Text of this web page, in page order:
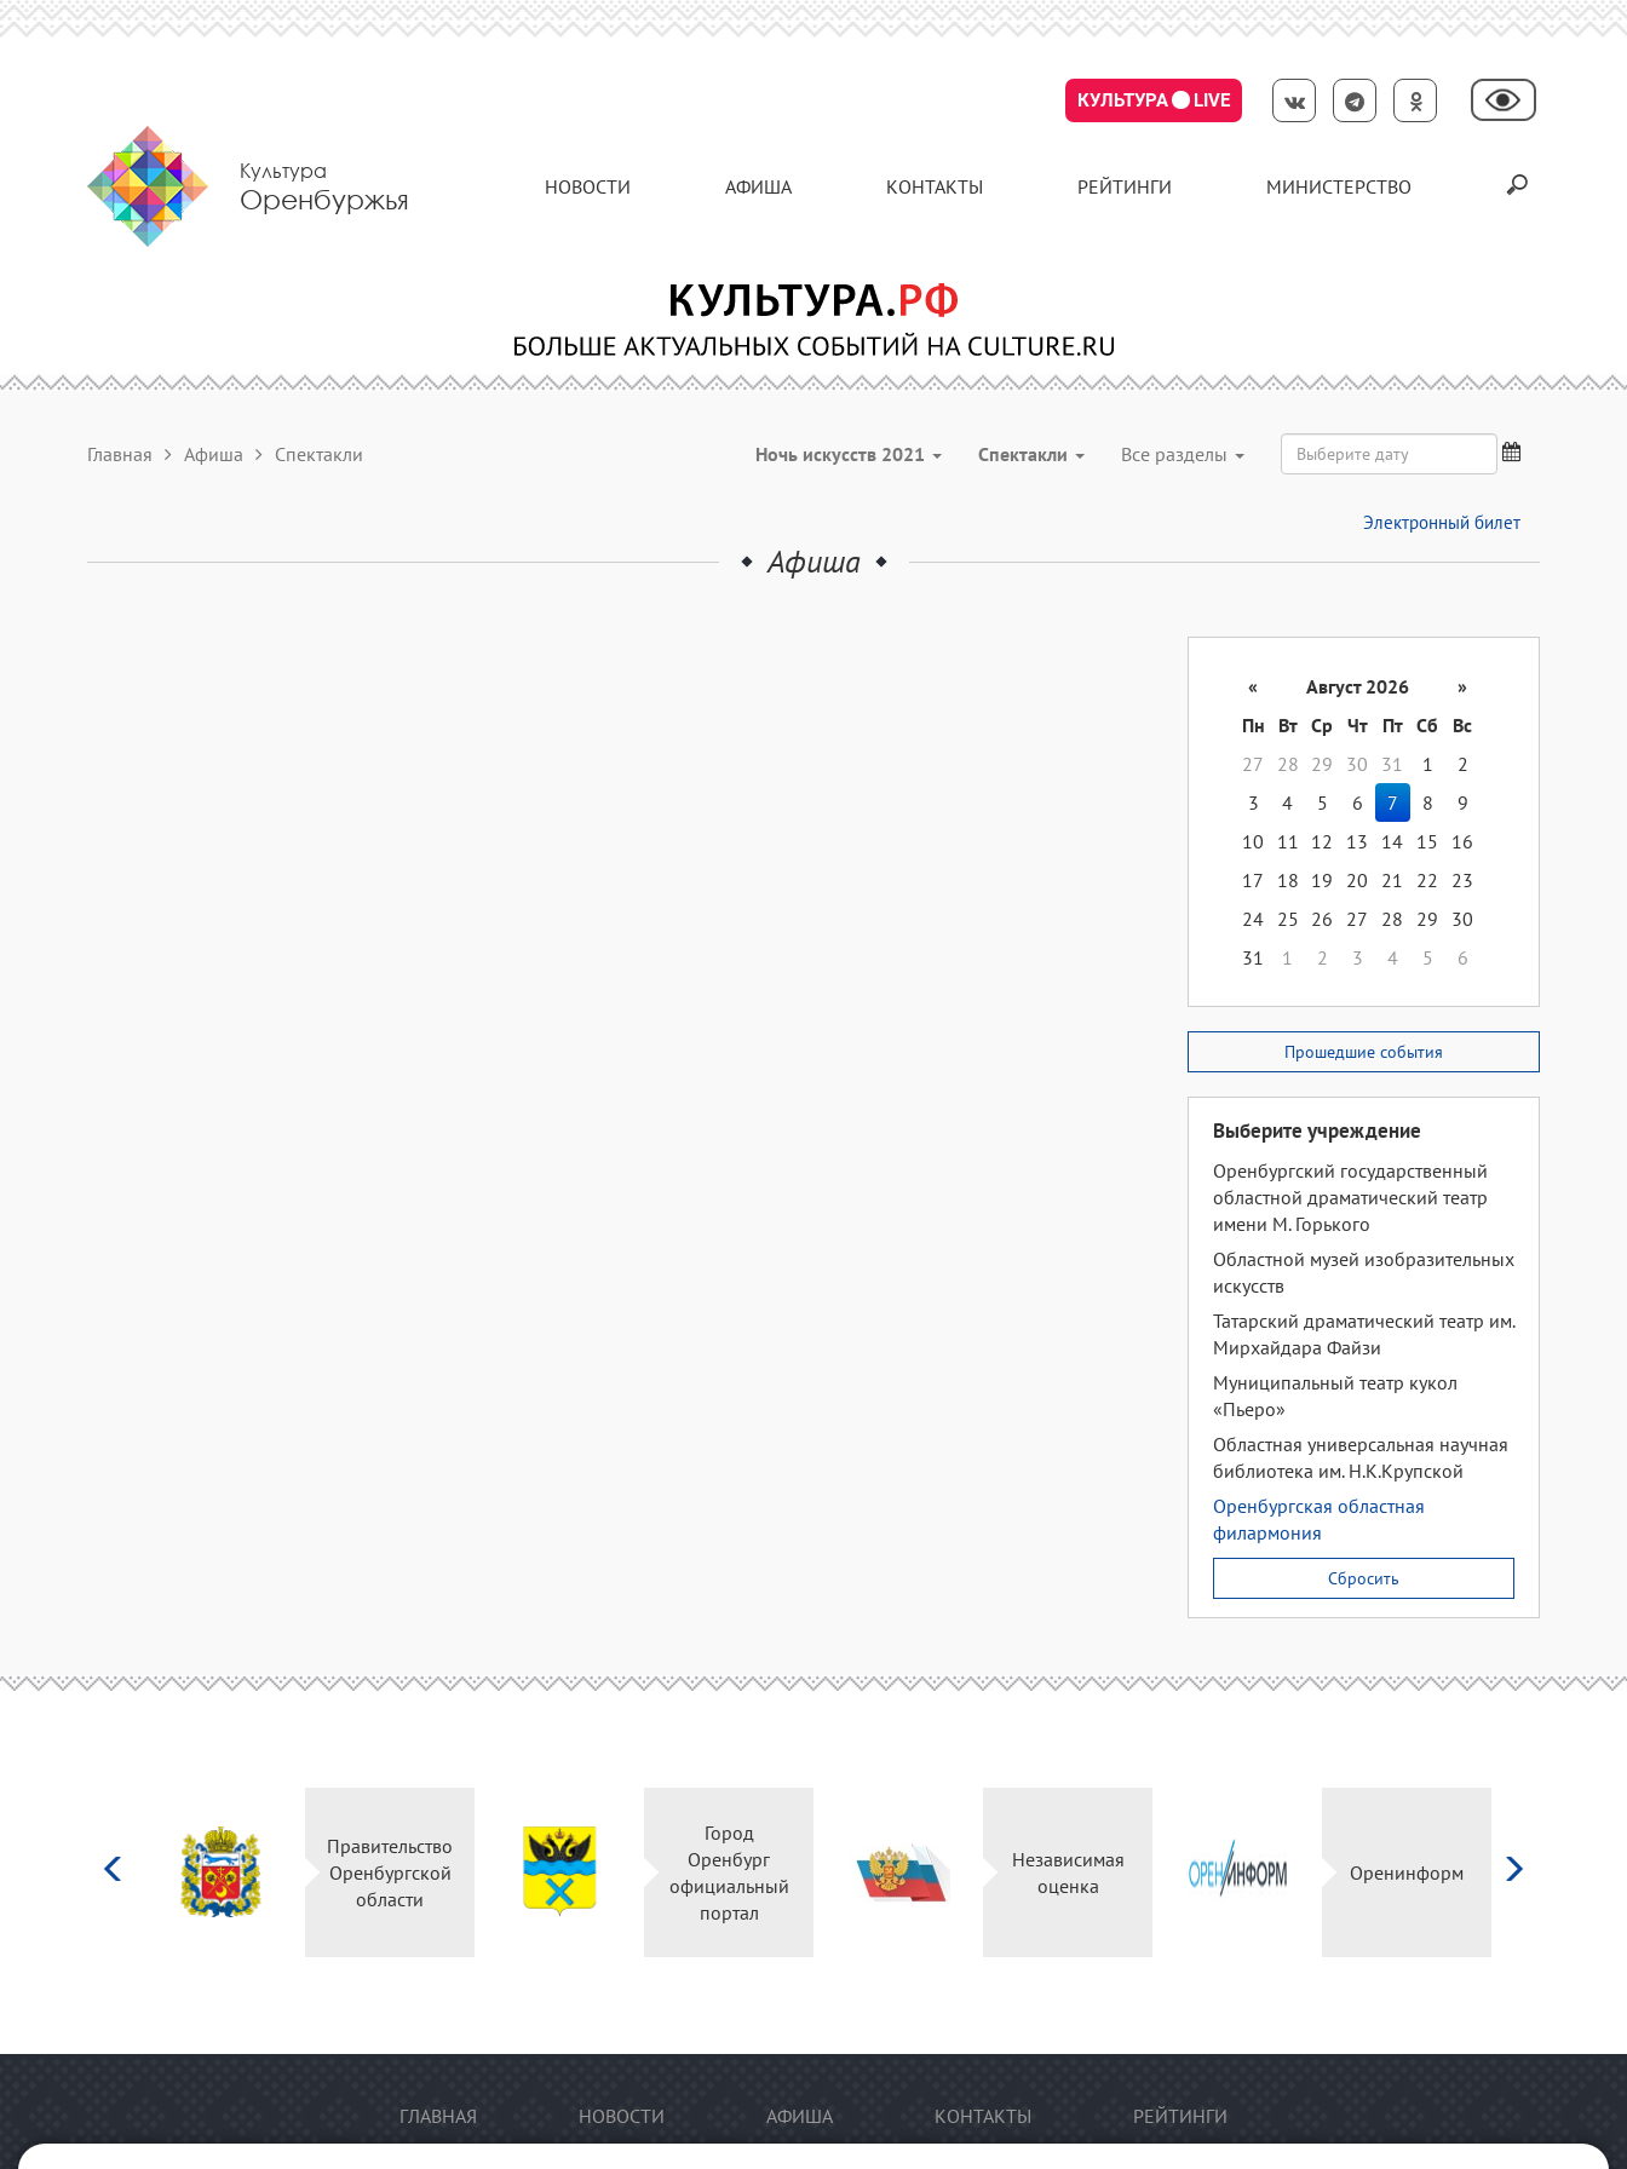
КУЛЬТУРА LIVE
Культура
Оренбуржья НОВОСТИ АФИША КОНТАКТЫ РЕЙТИНГИ МИНИСТЕРСТВО
Главная Афиша Спектакли Ночь искусств 2021 Спектакли Все разделы
Электронный билет
Афиша
« Август 2026
»
Пн
Вт Ср Чт Пт Сб
Вс
27
28 29 30 31 1
2
3
4 5 6 7 8
9
10
11 12 13 14 15
16
17
18 19 20 21 22
23
24 25 26 27 28 29
30
31
1 2 3 4 5 6
Прошедшие события
Выберите учреждение
Оренбургский государственный
областной драматический театр
имени М. Горького
Областной музей изобразительных
искусств
Татарский драматический театр им.
Мирхайдара Файзи
Муниципальный театр кукол
«Пьеро»
Областная универсальная научная
библиотека им. Н.К.Крупской
Оренбургская областная
филармония
Сбросить
Правительство
Оренбургской
области
Город
Оренбург
официальный
портал
Независимая
оценка
Оренинформ
ГЛАВНАЯ НОВОСТИ АФИША КОНТАКТЫ РЕЙТИНГИ